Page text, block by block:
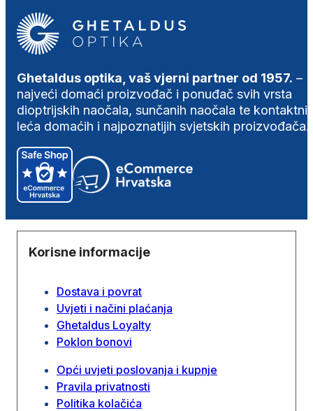
Ghetaldus optika, vaš vjerni partner od 1957. –
najveći domaći proizvođač i ponuđač svih vrsta
dioptrijskih naočala, sunčanih naočala te
leća domaćih i najpoznatijih svjetskih proizvođača.
Korisne informacije
Dostava i povrat
Uvjeti i načini plaćanja
Ghetaldus Loyalty
Poklon bonovi
Opći uvjeti poslovanja i kupnje
Pravila privatnosti
Politika kolačića